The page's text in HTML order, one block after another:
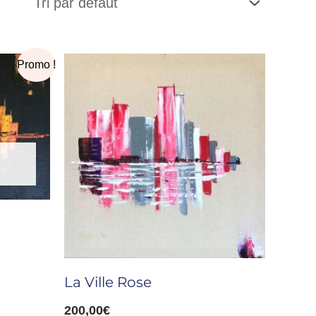
Promo !
La Ville Rose
200,00€